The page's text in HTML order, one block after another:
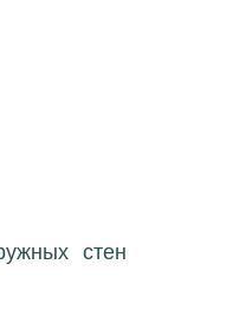
стен